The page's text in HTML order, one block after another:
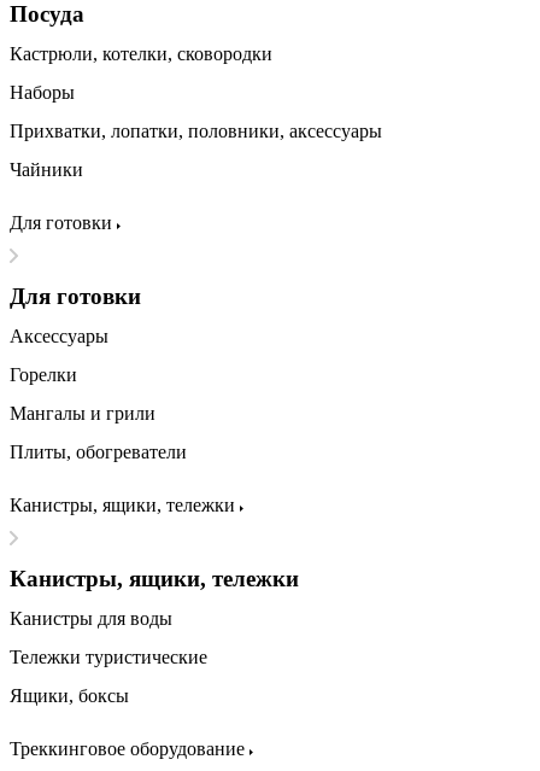
Посуда
Кастрюли, котелки, сковородки
Наборы
Прихватки, лопатки, половники, аксессуары
Чайники
Для готовки
Для готовки
Аксессуары
Горелки
Мангалы и грили
Плиты, обогреватели
Канистры, ящики, тележки
Канистры, ящики, тележки
Канистры для воды
Тележки туристические
Ящики, боксы
Треккинговое оборудование